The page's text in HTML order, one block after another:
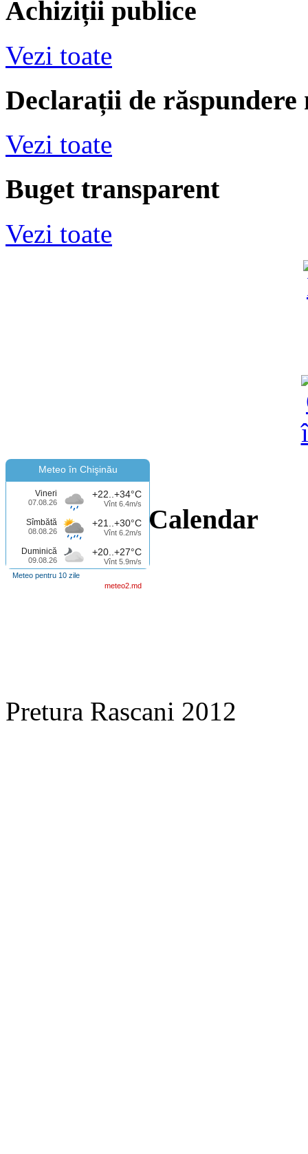
Achiziții publice
Vezi toate
Declarații de răspundere
Vezi toate
Buget transparent
Vezi toate
Meteo în Chişinău
Vineri
07.08.26
+22..+34°C
Vînt 6.4m/s
Sîmbătă
08.08.26
+21..+30°C
Vînt 6.2m/s
Duminică
09.08.26
+20..+27°C
Vînt 5.9m/s
Meteo pentru 10 zile
meteo2.md
Calendar
Pretura Rascani 2012